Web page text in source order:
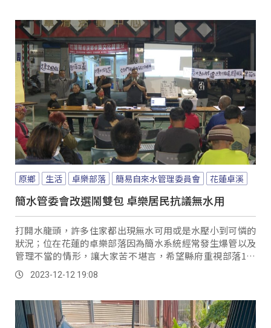
原鄉 生活 卓樂部落 簡易自來水管理委員會 花蓮卓溪
簡水管委會改選鬧雙包 卓樂居民抗議無水用
打開水龍頭，許多住家都出現無水可用或是水壓小到可憐的
狀況；位在花蓮的卓樂部落因為簡水系統經常發生爆管以及
管理不當的情形，讓大家苦不堪言，希望縣府重視部落128
戶居民的民生問題。
2023-12-12 19:08